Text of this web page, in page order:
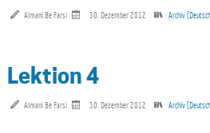
Almani Be Farsi 30. Dezember 2012 Archiv
Lektion 4
Almani Be Farsi 30. Dezember 2012 Archiv